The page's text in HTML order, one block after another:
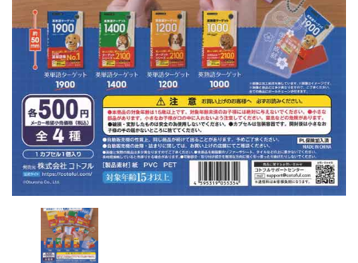
レンタル
景品・玩具・文具
販促用カプセルトイ
よくあるご質問